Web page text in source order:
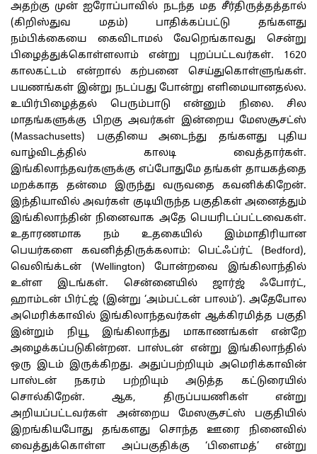
அதற்கு முன் ஐரோப்பாவில் நடந்த மத சீர்திருத்தத்தால்
(கிறிஸ்துவ மதம்) பாதிக்கப்பட்டு தங்களது
நம்பிக்கையை கைவிடாமல் வேறெங்காவது சென்று
பிழைத்துக்கொள்ளலாம் என்று புறப்பட்டவர்கள். 1620
காலகட்டம் என்றால் கற்பனை செய்துகொள்ளுங்கள்.
பயணங்கள் இன்று நடப்பது போன்று எளிமையானதல்ல.
உயிர்பிழைத்தல் பெரும்பாடு என்னும் நிலை. சில
மாதங்களுக்கு பிறகு அவர்கள் இன்றைய மேஸசூசட்ஸ்
(Massachusetts) பகுதியை அடைந்து தங்களது புதிய
வாழ்விடத்தில் காலடி வைத்தார்கள்.
இங்கிலாந்தவர்களுக்கு எப்போதுமே தங்கள் தாயகத்தை
மறக்காத தன்மை இருந்து வருவதை கவனிக்கிறேன்.
இந்தியாவில் அவர்கள் குடியிருந்த பகுதிகள் அனைத்தும்
இங்கிலாந்தின் நினைவாக அதே பெயரிடப்பட்டவைகள்.
உதாரணமாக நம் உதகையில் இம்மாதிரியான
பெயர்களை கவனித்திருக்கலாம்: பெட்ஃப்ர்ட் (Bedford),
வெலிங்க்டன் (Wellington) போன்றவை இங்கிலாந்தில்
உள்ள இடங்கள். சென்னையில் ஜார்ஜ் ஃபோர்ட்,
ஹாம்டன் பிர்ட்ஜ் (இன்று ‘அம்பட்டன் பாலம்’). அதேபோல
அமெரிக்காவில் இங்கிலாந்தவர்கள் ஆக்கிரமித்த பகுதி
இன்றும் நியூ இங்கிலாந்து மாகாணங்கள் என்றே
அழைக்கப்படுகின்றன. பாஸ்டன் என்று இங்கிலாந்தில்
ஒரு இடம் இருக்கிறது. அதுப்பற்றியும் அமெரிக்காவின்
பாஸ்டன் நகரம் பற்றியும் அடுத்த கட்டுரையில்
சொல்கிறேன். ஆக, திருப்பயணிகள் என்று
அறியப்பட்டவர்கள் அன்றைய மேஸசூசட்ஸ் பகுதியில்
இறங்கியபோது தங்களது சொந்த ஊரை நினைவில்
வைத்துக்கொள்ள அப்பகுதிக்கு ‘பிளைமத்’ என்று